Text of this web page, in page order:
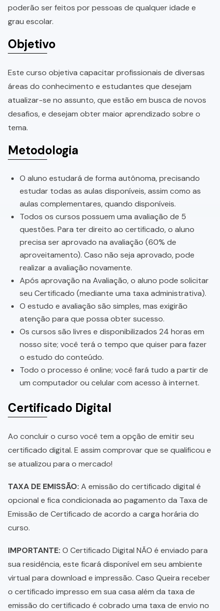
poderão ser feitos por pessoas de qualquer idade e
grau escolar.
Objetivo
Este curso objetiva capacitar profissionais de diversas
áreas do conhecimento e estudantes que desejam
atualizar-se no assunto, que estão em busca de novos
desafios, e desejam obter maior aprendizado sobre o
tema.
Metodologia
O aluno estudará de forma autônoma, precisando
estudar todas as aulas disponíveis, assim como as
aulas complementares, quando disponíveis.
Todos os cursos possuem uma avaliação de 5
questões. Para ter direito ao certificado, o aluno
precisa ser aprovado na avaliação (60% de
aproveitamento). Caso não seja aprovado, pode
realizar a avaliação novamente.
Após aprovação na Avaliação, o aluno pode solicitar
seu Certificado (mediante uma taxa administrativa).
O estudo e avaliação são simples, mas exigirão
atenção para que possa obter sucesso.
Os cursos são livres e disponibilizados 24 horas em
nosso site; você terá o tempo que quiser para fazer
o estudo do conteúdo.
Todo o processo é online; você fará tudo a partir de
um computador ou celular com acesso à internet.
Certificado Digital
Ao concluir o curso você tem a opção de emitir seu
certificado digital. E assim comprovar que se qualificou e
se atualizou para o mercado!
TAXA DE EMISSÃO: A emissão do certificado digital é
opcional e fica condicionada ao pagamento da Taxa de
Emissão de Certificado de acordo a carga horária do
curso.
IMPORTANTE: O Certificado Digital NÃO é enviado para
sua residência, este ficará disponível em seu ambiente
virtual para download e impressão. Caso Queira receber
o certificado impresso em sua casa além da taxa de
emissão do certificado é cobrado uma taxa de envio no